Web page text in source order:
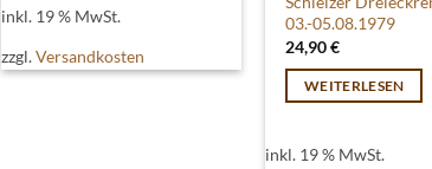
inkl. 19 % MwSt.
zzgl.Versandkosten
03.-05.08.1979
24,90€
WEITERLESEN
inkl. 19 % MwSt.